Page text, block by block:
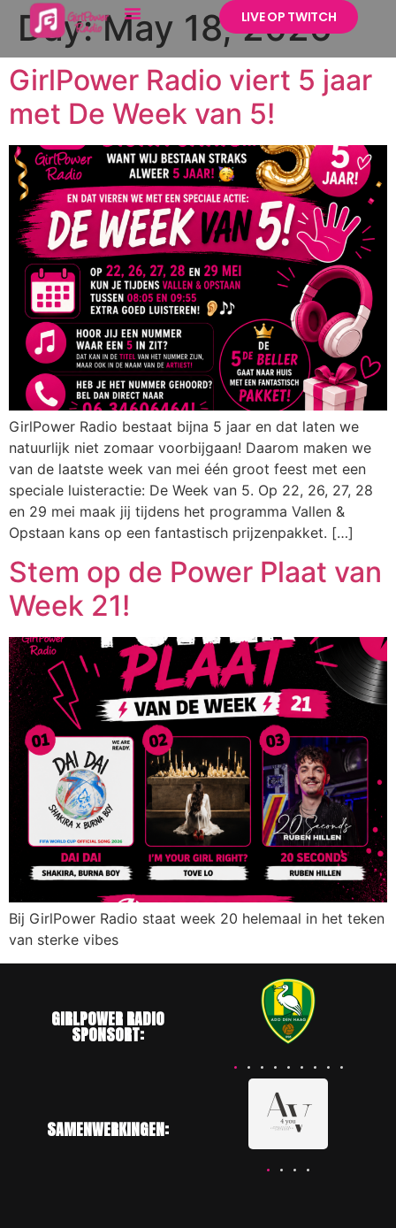
LIVE OP TWITCH
Day:May 18, 2026
GirlPower Radio viert 5 jaar
met De Week van 5!
GirlPower Radio bestaat bijna 5 jaar en dat laten we
natuurlijk niet zomaar voorbijgaan! Daarom maken we
van de laatste week van mei één groot feest met een
speciale luisteractie: De Week van 5. Op 22, 26, 27, 28
en 29 mei maak jij tijdens het programma Vallen &
Opstaan kans op een fantastisch prijzenpakket. […]
Stem op de Power Plaat van
Week 21!
Bij GirlPower Radio staat week 20 helemaal in het teken
van sterke vibes
GIRLPOWER RADIO
SPONSORT:
SAMENWERKINGEN: